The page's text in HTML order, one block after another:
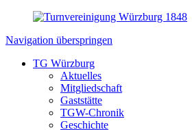
Navigation überspringen
TG Würzburg
Aktuelles
Mitgliedschaft
Gaststätte
TGW-Chronik
Geschichte